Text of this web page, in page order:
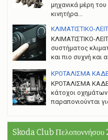
μηχανικά μέρη
κινητήρα...
ΚΛΙΜΑΤΙΣΤΙΚΟ-
ΚΛΙΜΑΤΙΣΤΙΚΟ-
συστήματος
και πιο συχνή και
ΚΡΟΤΑΛΙΣΜΑ
ΚΡΟΤΑΛΙΣΜΑ
κάτοχοι
παραπονιούνται
Skoda Club Πελοποννήσου